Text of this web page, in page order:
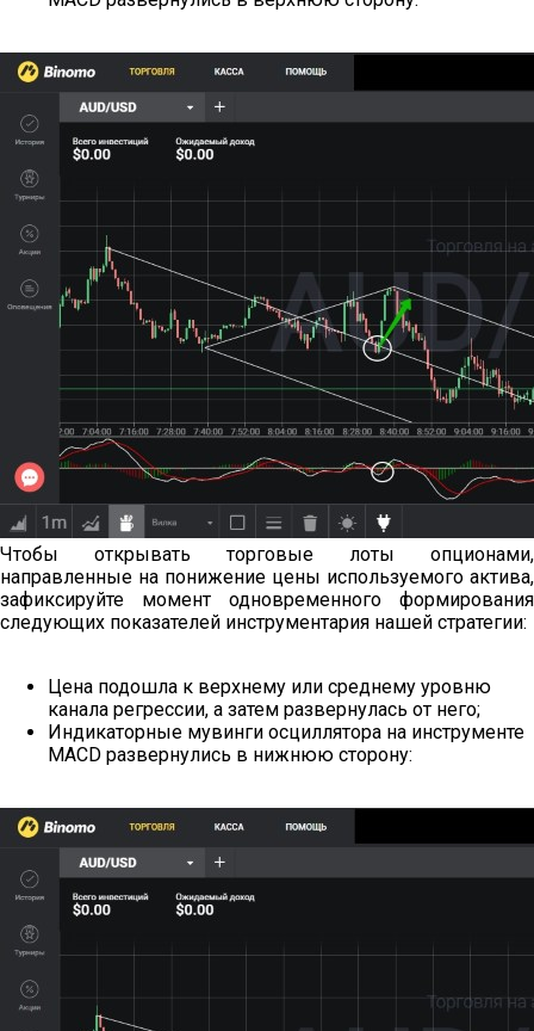
Чтобы открывать торговые лоты опционами,
направленные на понижение цены используемого актива,
зафиксируйте момент одновременного формирования
следующих показателей инструментария нашей стратегии:
Цена подошла к верхнему или среднему уровню
канала регрессии, а затем развернулась от него;
Индикаторные мувинги осциллятора на инструменте
MACD развернулись в нижнюю сторону: